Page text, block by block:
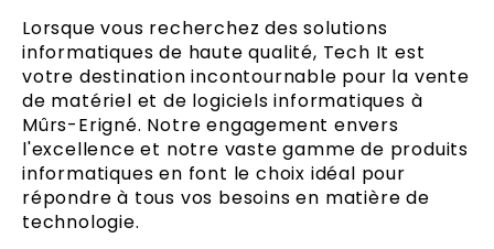
Lorsque vous recherchez des solutions
informatiques de haute qualité, Tech It est
votre destination incontournable pour la vente
de matériel et de logiciels informatiques à
Mûrs-Erigné. Notre engagement envers
l'excellence et notre vaste gamme de produits
informatiques en font le choix idéal pour
répondre à tous vos besoins en matière de
technologie.